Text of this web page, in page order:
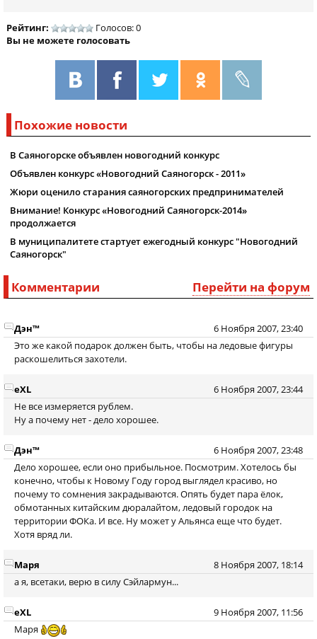
Рейтинг:
Голосов: 0
Вы не можете голосовать
Похожие новости
В Саяногорске объявлен новогодний конкурс
Объявлен конкурс «Новогодний Саяногорск - 2011»
Жюри оценило старания саяногорских предпринимателей
Внимание! Конкурс «Новогодний Саяногорск-2014»
продолжается
В муниципалитете стартует ежегодный конкурс "Новогодний
Саяногорск"
Перейти на форум
Комментарии
6 Ноября 2007, 23:40
Дэн™
Это же какой подарок должен быть, чтобы на ледовые фигуры
раскошелиться захотели.
6 Ноября 2007, 23:44
eXL
Не все измеряется рублем.
Ну а почему нет - дело хорошее.
6 Ноября 2007, 23:48
Дэн™
Дело хорошее, если оно прибыльное. Посмотрим. Хотелось бы
конечно, чтобы к Новому Году город выглядел красиво, но
почему то сомнения закрадываются. Опять будет пара ёлок,
обмотанных китайским дюралайтом, ледовый городок на
территории ФОКа. И все. Ну может у Альянса еще что будет.
Хотя вряд ли.
8 Ноября 2007, 18:14
Маря
а я, всетаки, верю в силу Сэйлармун...
9 Ноября 2007, 11:56
eXL
Маря